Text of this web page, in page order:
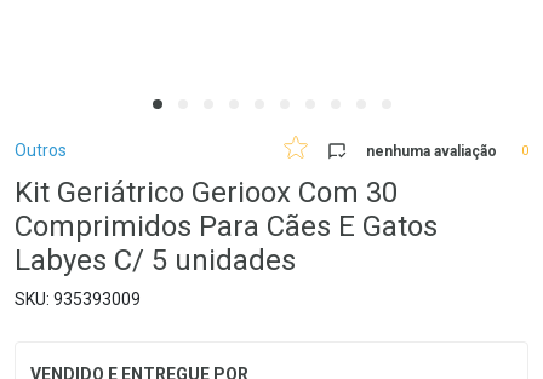
Breadcrumb
Outros nenhuma avaliação 0
Kit Geriátrico Gerioox Com 30
Comprimidos Para Cães E Gatos
Labyes C/ 5 unidades
935393009